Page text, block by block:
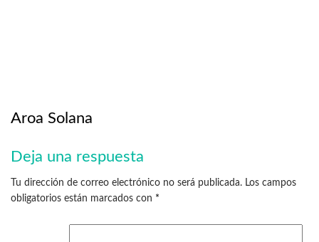
Aroa Solana
Deja una respuesta
Tu dirección de correo electrónico no será publicada. Los campos
obligatorios están marcados con *